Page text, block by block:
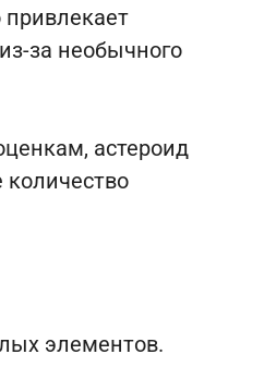
привлекает
за необычного
астероид
элементов.